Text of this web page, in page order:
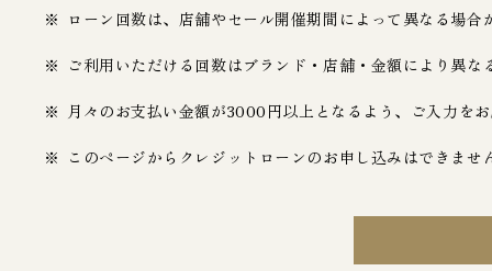
ローン回数は、店舗やセール開催期間によって異なる場
ご利用いただける回数はブランド・店舗・金額により異な
月々のお支払い金額が3000円以上となるよう、ご入力を
このページからクレジットローンのお申し込みはできませ